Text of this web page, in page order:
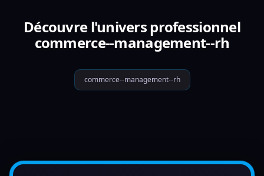
Découvre l'univers professionnel
commerce--management--rh
commerce--management--rh